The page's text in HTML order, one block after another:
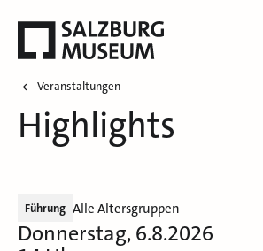
Veranstaltungen
Highlights
Führung Alle Altersgruppen
Donnerstag, 6.8.2026